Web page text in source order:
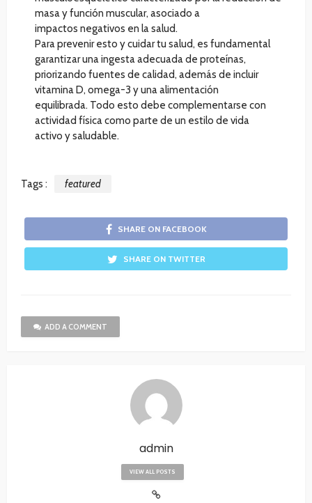
masa y función muscular, asociado a
impactos negativos en la salud.
Para prevenir esto y cuidar tu salud, es fundamental
garantizar una ingesta adecuada de proteínas,
priorizando fuentes de calidad, además de incluir
vitamina D, omega-3 y una alimentación
equilibrada. Todo esto debe complementarse con
actividad física como parte de un estilo de vida
activo y saludable.
Tags : featured
SHARE ON FACEBOOK
SHARE ON TWITTER
ADD A COMMENT
admin
VIEW ALL POSTS